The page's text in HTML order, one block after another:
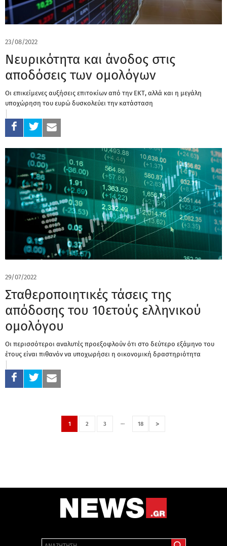
23/08/2022
Νευρικότητα και άνοδος στις
αποδόσεις των ομολόγων
Οι επικείμενες αυξήσεις επιτοκίων από την ΕΚΤ, αλλά και η μεγάλη
υποχώρηση του ευρώ δυσκολεύει την κατάσταση
29/07/2022
Σταθεροποιητικές τάσεις της
απόδοσης του 10ετούς ελληνικού
ομολόγου
Οι περισσότεροι αναλυτές προεξοφλούν ότι στο δεύτερο εξάμηνο του
έτους είναι πιθανόν να υποχωρήσει η οικονομική δραστηριότητα
1 2 3 … 18 >